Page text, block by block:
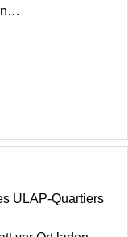
ULAP-Quartiers